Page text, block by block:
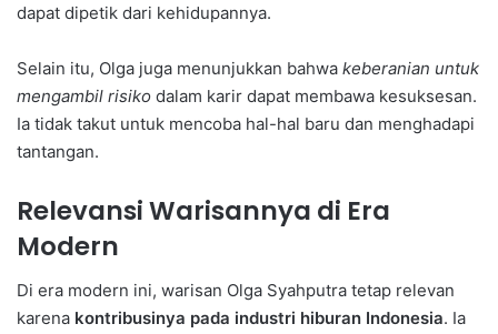
dapat dipetik dari kehidupannya.
Selain itu, Olga juga menunjukkan bahwa keberanian untuk
mengambil risiko dalam karir dapat membawa kesuksesan.
Ia tidak takut untuk mencoba hal-hal baru dan menghadapi
tantangan.
Relevansi Warisannya di Era
Modern
Di era modern ini, warisan Olga Syahputra tetap relevan
karena kontribusinya pada industri hiburan Indonesia. Ia